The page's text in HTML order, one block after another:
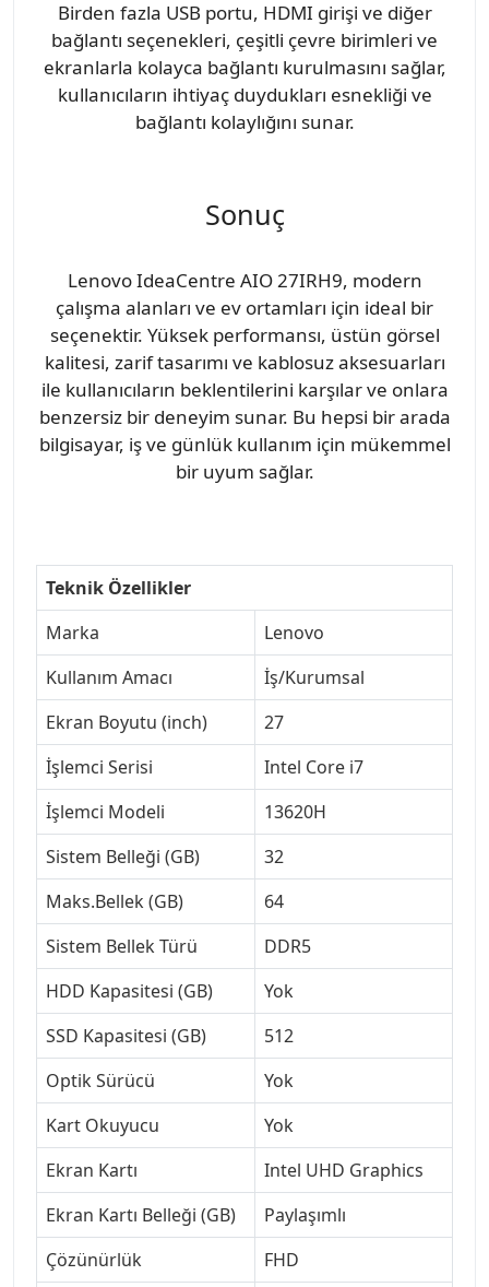
Birden fazla USB portu, HDMI girişi ve diğer
bağlantı seçenekleri, çeşitli çevre birimleri ve
ekranlarla kolayca bağlantı kurulmasını sağlar,
kullanıcıların ihtiyaç duydukları esnekliği ve
bağlantı kolaylığını sunar.
Sonuç
Lenovo IdeaCentre AIO 27IRH9, modern
çalışma alanları ve ev ortamları için ideal bir
seçenektir. Yüksek performansı, üstün görsel
kalitesi, zarif tasarımı ve kablosuz aksesuarları
ile kullanıcıların beklentilerini karşılar ve onlara
benzersiz bir deneyim sunar. Bu hepsi bir arada
bilgisayar, iş ve günlük kullanım için mükemmel
bir uyum sağlar.
Teknik Özellikler
Marka
Lenovo
Kullanım Amacı
İş/Kurumsal
Ekran Boyutu (inch)
27
İşlemci Serisi
Intel Core i7
İşlemci Modeli
13620H
Sistem Belleği (GB)
32
Maks.Bellek (GB)
64
Sistem Bellek Türü
DDR5
HDD Kapasitesi (GB)
Yok
SSD Kapasitesi (GB)
512
Optik Sürücü
Yok
Kart Okuyucu
Yok
Ekran Kartı
Intel UHD Graphics
Ekran Kartı Belleği (GB)
Paylaşımlı
Çözünürlük
FHD